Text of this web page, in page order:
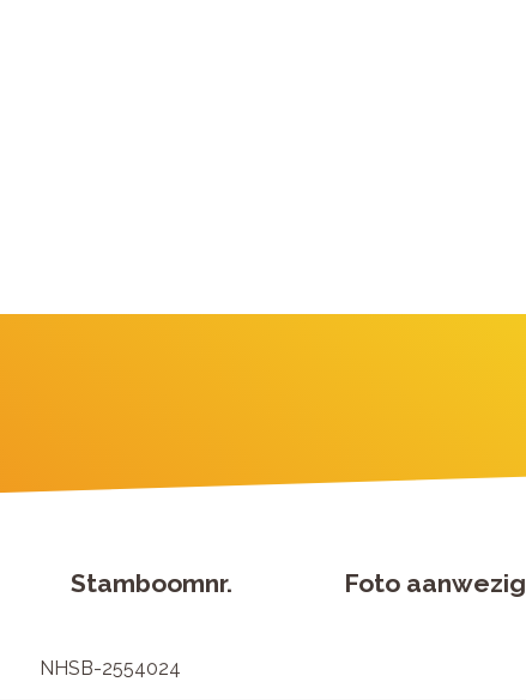
Stamboomnr. Foto aanwezig
NHSB-2554024